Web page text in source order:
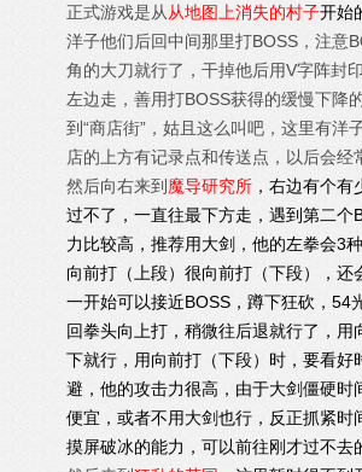
正式游戏是从 从地图上消失的村子开始
洋子他们后回中间那里打BOSS，注意
角的大刀就行了，干掉他后用V字阵封
左边走，善用打BOSS获得的缓慢下降
到“商店街”，姑且这么叫吧，这里有洋
店的上方有记录点和传送点，以后会经
然后向右来到 魔导研究所 ，右边有个
过不了，一直往最下方走，遇到第二个
力比较高，推荐用大剑，他的左拳会3
向前打（上段）很向前打（下段），还
一开始可以接近BOSS，蹲下狂砍，54
回拳头向上打，稍微往后退就行了，用
下就行，用向前打（下段）时，要看好
避，他的攻击力很高，由于大剑僵硬时
便宜，或者不用大剑也行，反正抓紧时
摸屏破冰的能力，可以前往刚才过不去